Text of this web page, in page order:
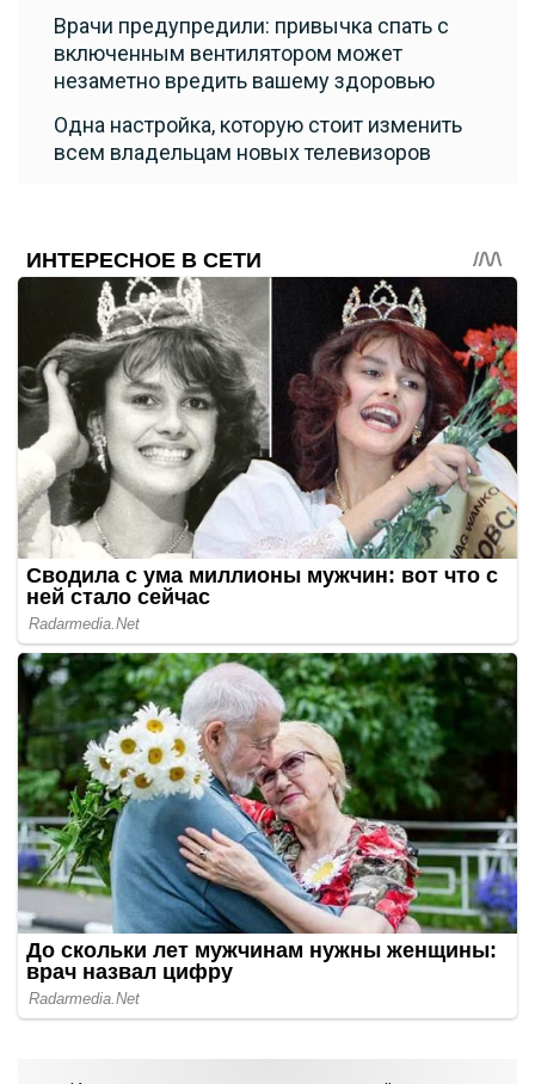
Врачи предупредили: привычка спать с
включенным вентилятором может
незаметно вредить вашему здоровью
Одна настройка, которую стоит изменить
всем владельцам новых телевизоров